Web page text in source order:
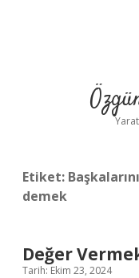
Etiket:
demek
Değer
Tarih: Ekim 23, 2024